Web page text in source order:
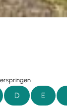
D E